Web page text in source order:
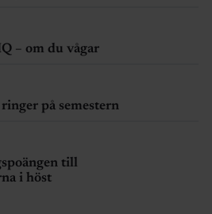
– om du vågar
på semestern
till
i höst